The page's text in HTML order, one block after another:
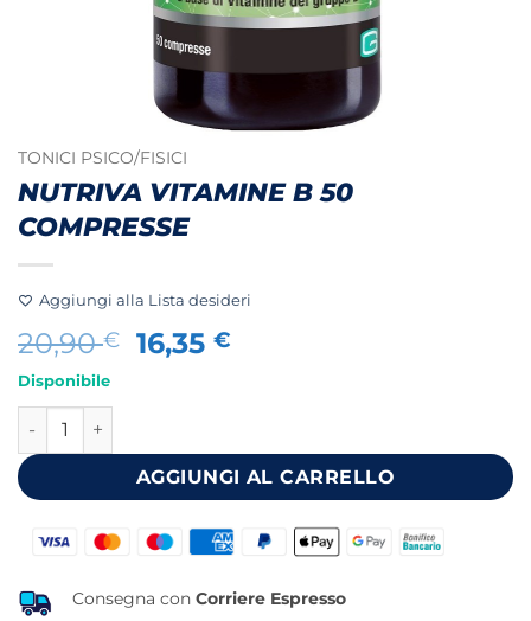
TONICI PSICO/FISICI
NUTRIVA VITAMINE B 50
COMPRESSE
Aggiungi alla Lista desideri
20,90€
Il
20,90 €.
16,35€
16,35 €.
Disponibile
NUTRIVA VITAMINE B 50 COMPRESSE quantità
AGGIUNGI AL CARRELLO
Consegna con Corriere Espresso